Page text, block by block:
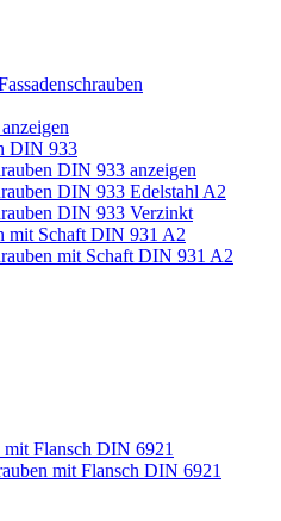
DIN 933
DIN 933 anzeigen
DIN 933 Edelstahl A2
DIN 933 Verzinkt
mit Schaft DIN 931 A2
mit Schaft DIN 931 A2
mit Flansch DIN 6921
mit Flansch DIN 6921